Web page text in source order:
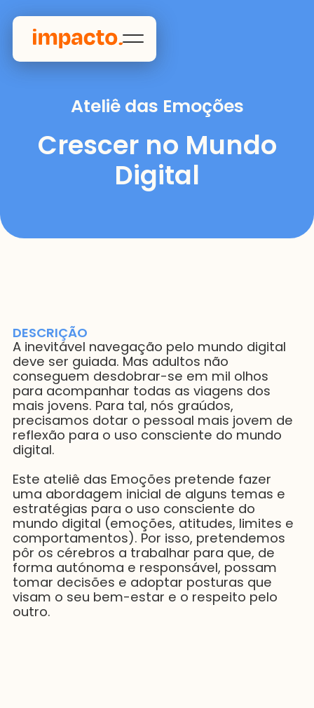
Ateliê das Emoções
Crescer no Mundo
Digital
DESCRIÇÃO
A inevitável navegação pelo mundo digital
deve ser guiada. Mas adultos não
conseguem desdobrar-se em mil olhos
para acompanhar todas as viagens dos
mais jovens. Para tal, nós graúdos,
precisamos dotar o pessoal mais jovem de
reflexão para o uso consciente do mundo
digital.
Este ateliê das Emoções pretende fazer
uma abordagem inicial de alguns temas e
estratégias para o uso consciente do
mundo digital (emoções, atitudes, limites e
comportamentos). Por isso, pretendemos
pôr os cérebros a trabalhar para que, de
forma autónoma e responsável, possam
tomar decisões e adoptar posturas que
visam o seu bem-estar e o respeito pelo
outro.